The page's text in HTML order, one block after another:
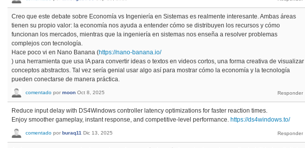
Creo que este debate sobre Economía vs Ingeniería en Sistemas es realmente interesante. Ambas áreas
tienen su propio valor: la economía nos ayuda a entender cómo se distribuyen los recursos y cómo
funcionan los mercados, mientras que la ingeniería en sistemas nos enseña a resolver problemas
complejos con tecnología.
Hace poco vi en Nano Banana (https://nano-banana.io/
) una herramienta que usa IA para convertir ideas o textos en videos cortos, una forma creativa de visualizar
conceptos abstractos. Tal vez sería genial usar algo así para mostrar cómo la economía y la tecnología
pueden conectarse de manera práctica.
comentado por moon Oct 8, 2025
Reduce input delay with DS4Windows controller latency optimizations for faster reaction times.
Enjoy smoother gameplay, instant response, and competitive-level performance. https://ds4windows.to/
comentado por buraq11 Dic 13, 2025